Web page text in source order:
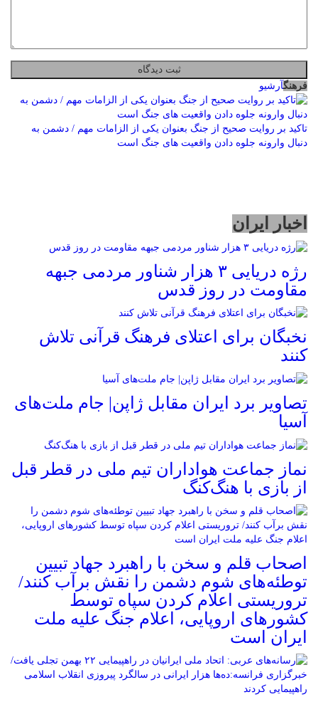
فرهنگآرشیو
تاکید بر روایت صحیح از جنگ بعنوان یکی از الزامات مهم / دشمن به
دنبال وارونه جلوه دادن واقعیت های جنگ است
اخبار ایران
رژه دریایی ۳ هزار شناور مردمی جبهه
مقاومت در روز قدس
نخبگان برای اعتلای فرهنگ قرآنی تلاش
کنند
تصاویر برد ایران مقابل ژاپن| جام ملت‌های
آسیا
نماز جماعت هواداران تیم ملی در قطر قبل
از بازی با هنگ‌کنگ
اصحاب قلم و سخن با راهبرد جهاد تبیین
توطئه‌های شوم دشمن را نقش برآب کنند/
تروریستی اعلام کردن سپاه توسط
کشورهای اروپایی، اعلام جنگ علیه ملت
ایران است